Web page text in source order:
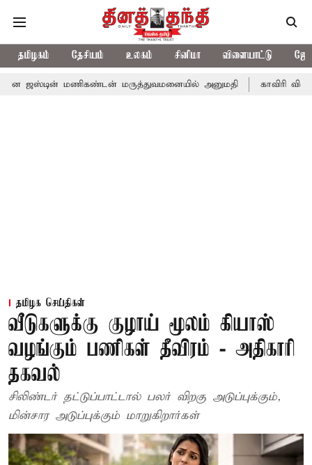
தமிழகம் தேசியம் உலகம் சினிமா விளையாட்டு
மணிகண்டன் மருத்துவமனையில் அனுமதி காவிரி
தமிழக செய்திகள்
வீடுகளுக்கு குழாய் மூலம் கியாஸ்
வழங்கும் பணிகள் தீவிரம் - அதிகாரி
தகவல்
சிலிண்டர் தட்டுப்பாட்டால் பலர் விறகு அடுப்புக்கும்,
மின்சார அடுப்புக்கும் மாறுகிறார்கள்